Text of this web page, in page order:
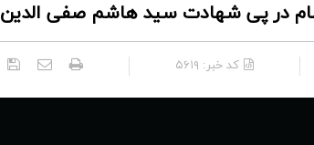
در پی شهادت سید هاشم صفی الدین
کد خبر: ۵۶۱۹